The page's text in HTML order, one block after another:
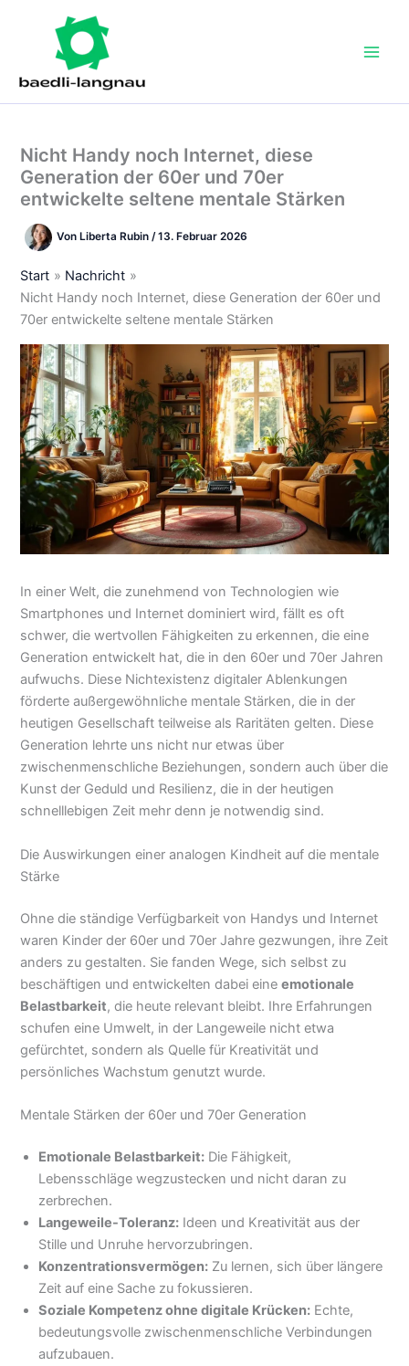
Nicht Handy noch Internet, diese
Generation der 60er und 70er
entwickelte seltene mentale Stärken
Von Liberta Rubin/13. Februar 2026
Start
Nachricht
Nicht Handy noch Internet, diese Generation der 60er und
70er entwickelte seltene mentale Stärken
In einer Welt, die zunehmend von Technologien wie
Smartphones und Internet dominiert wird, fällt es oft
schwer, die wertvollen Fähigkeiten zu erkennen, die eine
Generation entwickelt hat, die in den 60er und 70er Jahren
aufwuchs. Diese Nichtexistenz digitaler Ablenkungen
förderte außergewöhnliche mentale Stärken, die in der
heutigen Gesellschaft teilweise als Raritäten gelten. Diese
Generation lehrte uns nicht nur etwas über
zwischenmenschliche Beziehungen, sondern auch über die
Kunst der Geduld und Resilienz, die in der heutigen
schnelllebigen Zeit mehr denn je notwendig sind.
Die Auswirkungen einer analogen Kindheit auf die mentale
Stärke
Ohne die ständige Verfügbarkeit von Handys und Internet
waren Kinder der 60er und 70er Jahre gezwungen, ihre Zeit
anders zu gestalten. Sie fanden Wege, sich selbst zu
beschäftigen und entwickelten dabei eineemotionale
Belastbarkeit, die heute relevant bleibt. Ihre Erfahrungen
schufen eine Umwelt, in der Langeweile nicht etwa
gefürchtet, sondern als Quelle für Kreativität und
persönliches Wachstum genutzt wurde.
Mentale Stärken der 60er und 70er Generation
Emotionale Belastbarkeit: Die Fähigkeit,
Lebensschläge wegzustecken und nicht daran zu
zerbrechen.
Langeweile-Toleranz: Ideen und Kreativität aus der
Stille und Unruhe hervorzubringen.
Konzentrationsvermögen: Zu lernen, sich über längere
Zeit auf eine Sache zu fokussieren.
Soziale Kompetenz ohne digitale Krücken: Echte,
bedeutungsvolle zwischenmenschliche Verbindungen
aufzubauen.